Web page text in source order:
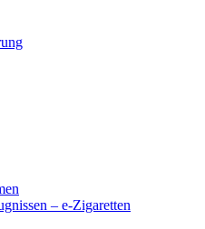
– e-Zigaretten